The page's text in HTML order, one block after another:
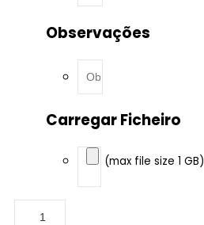
Observações
Carregar Ficheiro
(max file size 1 GB)